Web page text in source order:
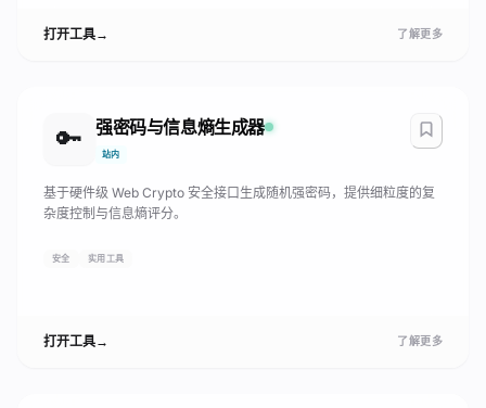
打开工具→ 了解更多
🔑 强密码与信息熵生成器
站内
基于硬件级 Web Crypto 安全接口生成随机强密码，提供细粒度的复
杂度控制与信息熵评分。
安全 实用工具
打开工具→ 了解更多